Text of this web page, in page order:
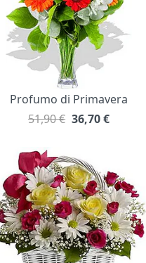
Profumo di Primavera
51,90 € 36,70€